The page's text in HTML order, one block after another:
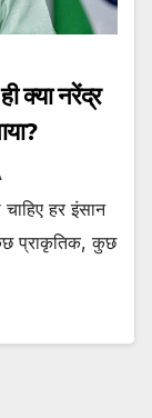
क्या नरेंद्र
हर इंसान
प्राकृतिक, कुछ